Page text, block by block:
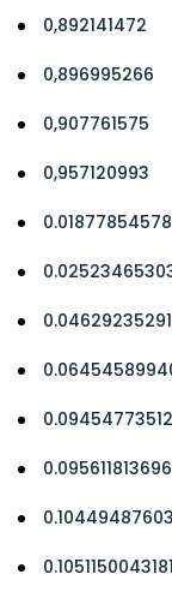
0,892141472
0,896995266
0,907761575
0,957120993